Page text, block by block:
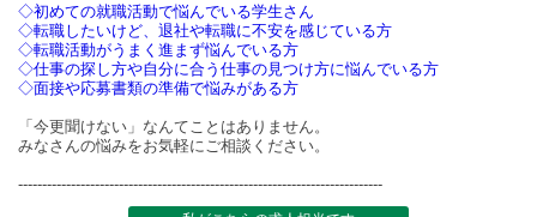
◇初めての就職活動で悩んでいる学生さん
◇転職したいけど、退社や転職に不安を感じている方
◇転職活動がうまく進まず悩んでいる方
◇仕事の探し方や自分に合う仕事の見つけ方に悩んでいる方
◇面接や応募書類の準備で悩みがある方
「今更聞けない」なんてことはありません。
みなさんの悩みをお気軽にご相談ください。
----------------------------------------------------------------------------